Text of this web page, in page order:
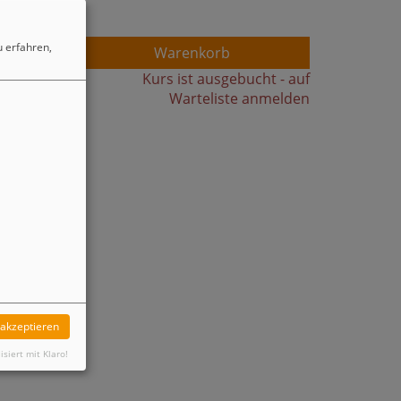
Warenkorb
Kurs ist ausgebucht - auf
Warteliste anmelden
erfahren,
mit Klaro!